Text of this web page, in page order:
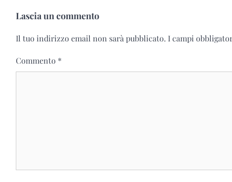
Lascia un commento
Il tuo indirizzo email non sarà pubblicato. I campi
Commento *